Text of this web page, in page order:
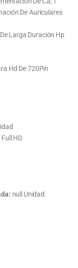
De Auriculares
Larga Duración Hp
Hd De 720Pin
Full HD
null Unidad